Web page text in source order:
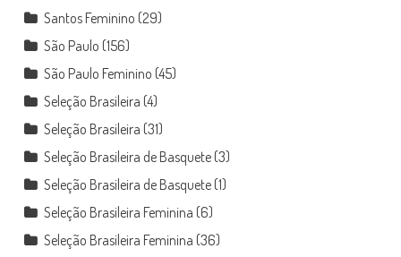
Santos Feminino (29)
São Paulo (156)
São Paulo Feminino (45)
Seleção Brasileira (4)
Seleção Brasileira (31)
Seleção Brasileira de Basquete(3)
Seleção Brasileira de Basquete(1)
Seleção Brasileira Feminina (6)
Seleção Brasileira Feminina (36)